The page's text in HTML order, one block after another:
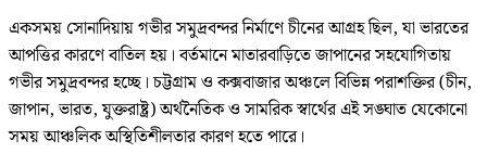
একসময় সোনাদিয়ায় গভীর সমুদ্রবন্দর নির্মাণে চীনের আগ্রহ ছিল, যা ভারতের
আপত্তির কারণে বাতিল হয়। বর্তমানে মাতারবাড়িতে জাপানের সহযোগিতায়
গভীর সমুদ্রবন্দর হচ্ছে। চট্টগ্রাম ও কক্সবাজার অঞ্চলে বিভিন্ন পরাশক্তির (চীন,
জাপান, ভারত, যুক্তরাষ্ট্র) অর্থনৈতিক ও সামরিক স্বার্থের এই সঙ্ঘাত যেকোনো
সময় আঞ্চলিক অস্থিতিশীলতার কারণ হতে পারে।